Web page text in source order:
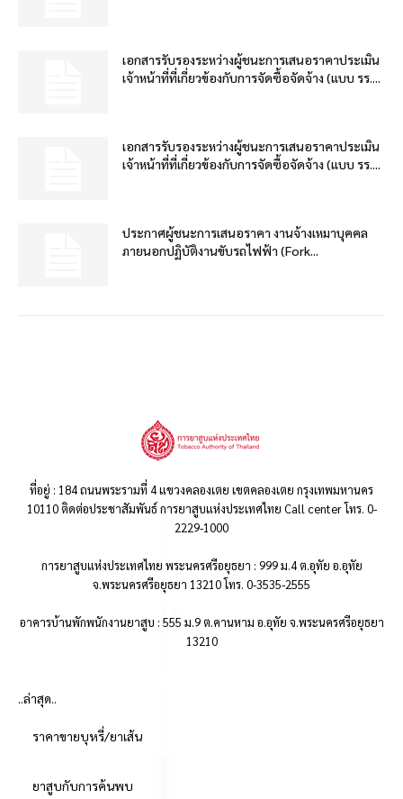
เอกสารรับรองระหว่างผู้ชนะการเสนอราคาประเมิน
เจ้าหน้าที่ที่เกี่ยวข้องกับการจัดซื้อจัดจ้าง (แบบ รร....
เอกสารรับรองระหว่างผู้ชนะการเสนอราคาประเมิน
เจ้าหน้าที่ที่เกี่ยวข้องกับการจัดซื้อจัดจ้าง (แบบ รร....
ประกาศผู้ชนะการเสนอราคา งานจ้างเหมาบุคคล
ภายนอกปฏิบัติงานขับรถไฟฟ้า (Fork...
ที่อยู่ : 184 ถนนพระรามที่ 4 แขวงคลองเตย เขตคลองเตย กรุงเทพมหานคร
10110 ติดต่อประชาสัมพันธ์ การยาสูบแห่งประเทศไทย Call center โทร. 0-
2229-1000
การยาสูบแห่งประเทศไทย พระนครศรีอยุธยา : 999 ม.4 ต.อุทัย อ.อุทัย
จ.พระนครศรีอยุธยา 13210 โทร. 0-3535-2555
อาคารบ้านพักพนักงานยาสูบ : 555 ม.9 ต.คานหาม อ.อุทัย จ.พระนครศรีอยุธยา
13210
..ล่าสุด..
ราคาขายบุหรี่/ยาเส้น
ยาสูบกับการค้นพบ